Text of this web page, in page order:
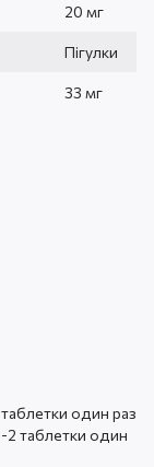
20 мг
Пігулки
33 мг
таблетки один раз
2 таблетки один